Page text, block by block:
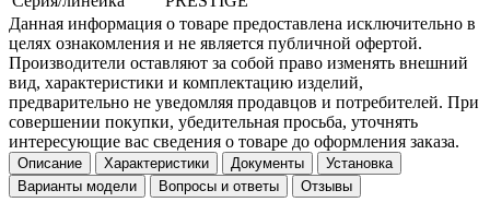
Данная информация о товаре предоставлена исключительно в
целях ознакомления и не является публичной офертой.
Производители оставляют за собой право изменять внешний
вид, характеристики и комплектацию изделий,
предварительно не уведомляя продавцов и потребителей. При
совершении покупки, убедительная просьба, уточнять
интересующие вас сведения о товаре до оформления заказа.
Описание Характеристики Документы
Установка
Варианты модели
Вопросы и ответы Отзывы